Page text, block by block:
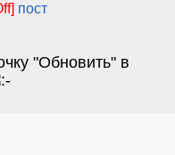
пост
"Обновить" в